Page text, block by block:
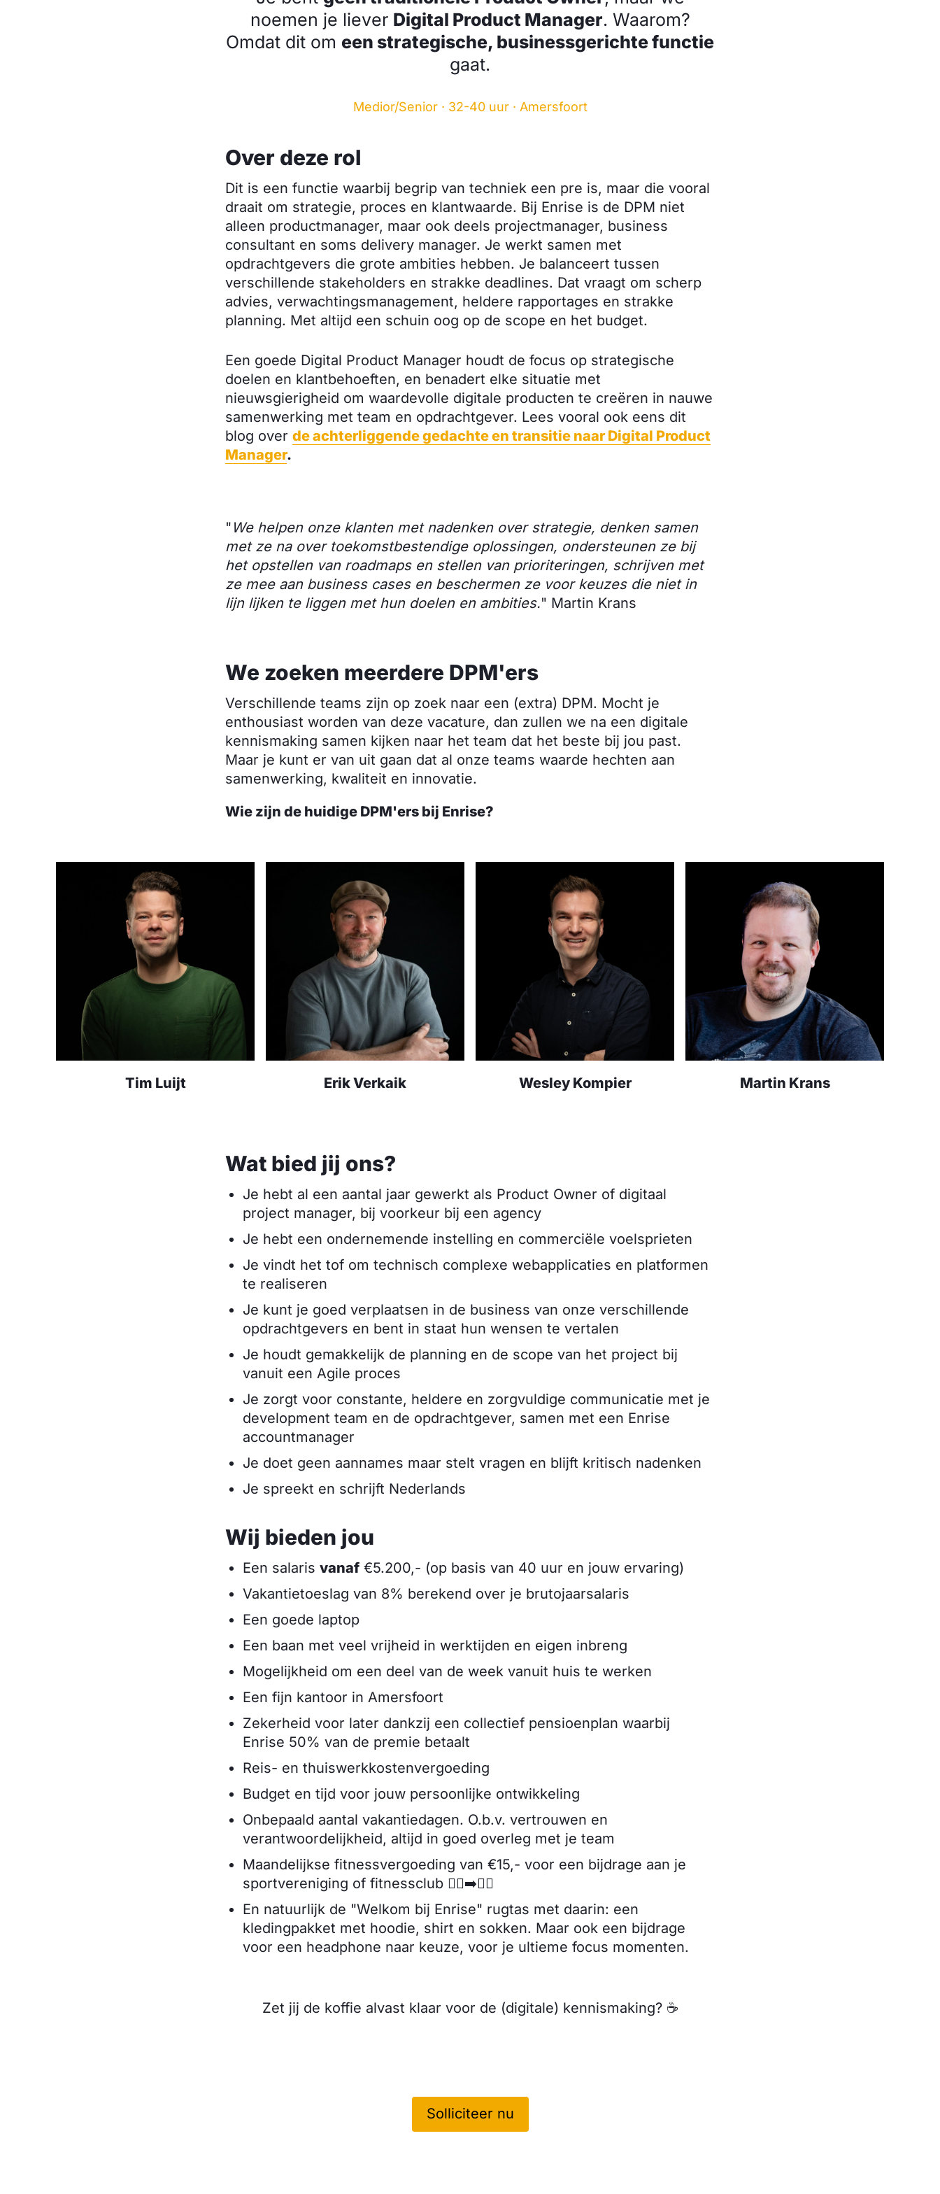
noemen je liever Digital Product Manager. Waarom?
Omdat dit om een strategische, businessgerichte functie
gaat.
Medior/Senior · 32-40 uur · Amersfoort
Over deze rol
Dit is een functie waarbij begrip van techniek een pre is, maar die vooral
draait om strategie, proces en klantwaarde. Bij Enrise is de DPM niet
alleen productmanager, maar ook deels projectmanager, business
consultant en soms delivery manager. Je werkt samen met
opdrachtgevers die grote ambities hebben. Je balanceert tussen
verschillende stakeholders en strakke deadlines. Dat vraagt om scherp
advies, verwachtingsmanagement, heldere rapportages en strakke
planning. Met altijd een schuin oog op de scope en het budget.
Een goede Digital Product Manager houdt de focus op strategische
doelen en klantbehoeften, en benadert elke situatie met
nieuwsgierigheid om waardevolle digitale producten te creëren in nauwe
samenwerking met team en opdrachtgever. Lees vooral ook eens dit
blog over de achterliggende gedachte en transitie naar Digital Product
Manager.
" We helpen onze klanten met nadenken over strategie, denken samen
met ze na over toekomstbestendige oplossingen, ondersteunen ze bij
het opstellen van roadmaps en stellen van prioriteringen, schrijven met
ze mee aan business cases en beschermen ze voor keuzes die niet in
lijn lijken te liggen met hun doelen en ambities." Martin Krans
We zoeken meerdere DPM'ers
Verschillende teams zijn op zoek naar een (extra) DPM. Mocht je
enthousiast worden van deze vacature, dan zullen we na een digitale
kennismaking samen kijken naar het team dat het beste bij jou past.
Maar je kunt er van uit gaan dat al onze teams waarde hechten aan
samenwerking, kwaliteit en innovatie.
Wie zijn de huidige DPM'ers bij Enrise?
Tim Luijt Erik Verkaik Wesley Kompier Martin Krans
Wat bied jij ons?
Je hebt al een aantal jaar gewerkt als Product Owner of digitaal
project manager, bij voorkeur bij een agency
Je hebt een ondernemende instelling en commerciële voelsprieten
Je vindt het tof om technisch complexe webapplicaties en platformen
te realiseren
Je kunt je goed verplaatsen in de business van onze verschillende
opdrachtgevers en bent in staat hun wensen te vertalen
Je houdt gemakkelijk de planning en de scope van het project bij
vanuit een Agile proces
Je zorgt voor constante, heldere en zorgvuldige communicatie met je
development team en de opdrachtgever, samen met een Enrise
accountmanager
Je doet geen aannames maar stelt vragen en blijft kritisch nadenken
Je spreekt en schrijft Nederlands
Wij bieden jou
Een salaris vanaf €5.200,- (op basis van 40 uur en jouw ervaring)
Vakantietoeslag van 8% berekend over je brutojaarsalaris
Een goede laptop
Een baan met veel vrijheid in werktijden en eigen inbreng
Mogelijkheid om een deel van de week vanuit huis te werken
Een fijn kantoor in Amersfoort
Zekerheid voor later dankzij een collectief pensioenplan waarbij
Enrise 50% van de premie betaalt
Reis- en thuiswerkkostenvergoeding
Budget en tijd voor jouw persoonlijke ontwikkeling
Onbepaald aantal vakantiedagen. O.b.v. vertrouwen en
verantwoordelijkheid, altijd in goed overleg met je team
Maandelijkse fitnessvergoeding van €15,- voor een bijdrage aan je
sportvereniging of fitnessclub 🏃‍♂️‍➡️🧘‍♂️
En natuurlijk de "Welkom bij Enrise" rugtas met daarin: een
kledingpakket met hoodie, shirt en sokken. Maar ook een bijdrage
voor een headphone naar keuze, voor je ultieme focus momenten.
Zet jij de koffie alvast klaar voor de (digitale) kennismaking? ☕
Solliciteer nu